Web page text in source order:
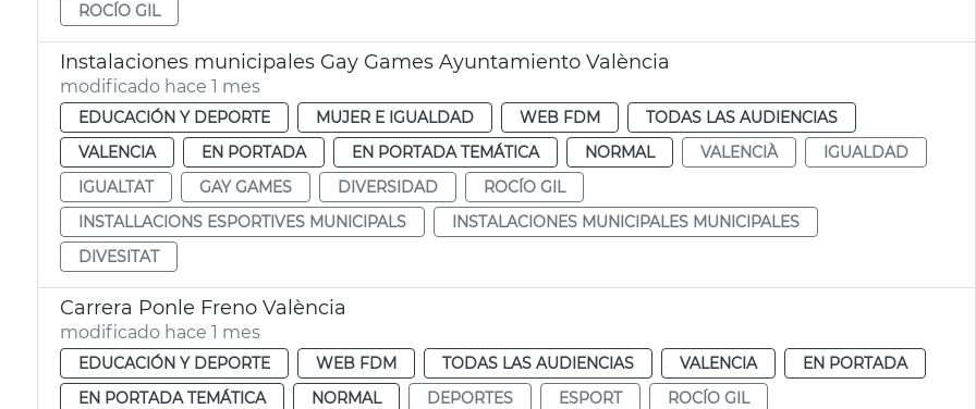
ROCÍO GIL
Instalaciones municipales Gay Games Ayuntamiento València
modificado hace 1 mes
EDUCACIÓN Y DEPORTE MUJER E IGUALDAD WEB FDM
TODAS LAS AUDIENCIAS
VALENCIA
EN PORTADA EN PORTADA TEMÁTICA NORMAL VALENCIÀ
IGUALDAD
IGUALTAT
GAY GAMES DIVERSIDAD
ROCÍO GIL
INSTALLACIONS ESPORTIVES MUNICIPALS
INSTALACIONES MUNICIPALES MUNICIPALES
DIVESITAT
Carrera Ponle Freno València
modificado hace 1 mes
EDUCACIÓN Y DEPORTE WEB FDM TODAS LAS AUDIENCIAS VALENCIA
EN PORTADA
EN PORTADA TEMÁTICA
NORMAL DEPORTES ESPORT
ROCÍO GIL